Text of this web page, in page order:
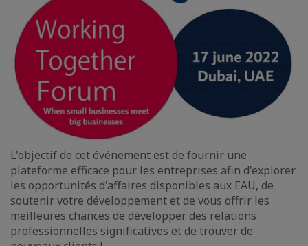
L'objectif de cet événement est de fournir une
plateforme efficace pour les entreprises afin d'explorer
les opportunités d'affaires disponibles aux EAU, de
soutenir votre développement et de vous offrir les
meilleures chances de développer des relations
professionnelles significatives et de trouver de